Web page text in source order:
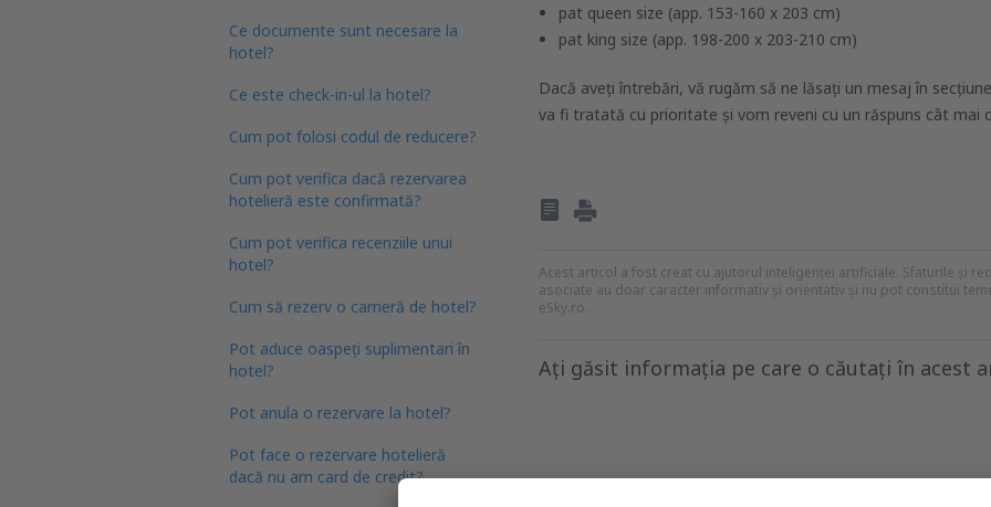
Ce documente sunt necesare la
hotel?
Ce este check-in-ul la hotel?
Cum pot folosi codul de reducere?
Cum pot verifica dacă rezervarea
hotelieră este confirmată?
Cum pot verifica recenziile unui
hotel?
Cum să rezerv o cameră de hotel?
Pot aduce oaspeți suplimentari în
hotel?
Pot anula o rezervare la hotel?
Pot face o rezervare hotelieră
dacă nu am card de credit?
pat queen size (app. 153-160 x 203 cm)
pat king size (app. 198-200 x 203-210 cm)
Dacă aveți întrebări, vă rugăm să ne lăsați un mesaj în
va fi tratată cu prioritate și vom reveni cu un răspuns cât mai
Acest articol a fost creat cu ajutorul inteligenței artificiale. Sfaturile și
asociate au doar caracter informativ și orientativ și nu pot constitui
eSky.ro.
Ați găsit informația pe care o căutați în acest